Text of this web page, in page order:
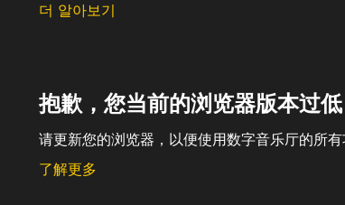
더 알아보기
抱歉，您当前的浏览器版本过低
请更新您的浏览器，以便使用数字音乐厅的所有
了解更多